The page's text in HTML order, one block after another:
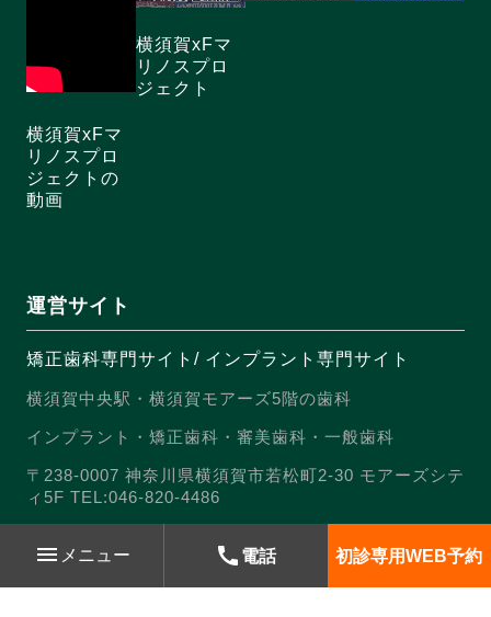
menu メニュー call 電話 初診専用WEB予約
横須賀xFマ
リノスプロ
ジェクトの
動画
横須賀xFマ
リノスプロ
ジェクト
運営サイト
矯正歯科専門サイト / インプラント専門サイト
横須賀中央駅・横須賀モアーズ5階の歯科
インプラント・矯正歯科・審美歯科・一般歯科
〒238-0007 神奈川県横須賀市若松町2-30 モアーズシテ
ィ5F TEL:046-820-4486